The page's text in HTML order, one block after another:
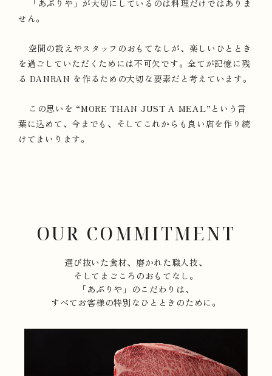
「あぶりや」が大切にしているのは料理だけではありま
せん。
空間の設えやスタッフのおもてなしが、楽しいひととき
を過ごしていただくためには不可欠です。全てが記憶に残
る DANRAN を作るための大切な要素だと考えています。
この思いを “MORE THAN JUST A MEAL”という言
葉に込めて、今までも、そしてこれからも良い店を作り続
けてまいります。
OUR COMMITMENT
選び抜いた食材、磨かれた職人技、
そしてまごころのおもてなし。
「あぶりや」のこだわりは、
すべてお客様の特別なひとときのために。